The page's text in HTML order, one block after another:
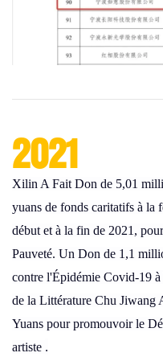
2021
Xilin A Fait Don de 5,01
yuans de fonds caritatifs à la
début et à la fin de 2021,
Pauveté. Un Don de 1,1
contre l'Épidémie Covid-19
de la Littérature Chu Jiwang
Yuans pour promouvoir le
artiste .